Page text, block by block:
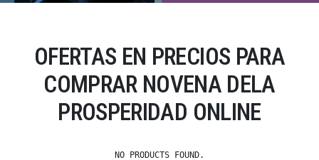
OFERTAS EN PRECIOS PARA
COMPRAR NOVENA DELA
PROSPERIDAD ONLINE
NO PRODUCTS FOUND.